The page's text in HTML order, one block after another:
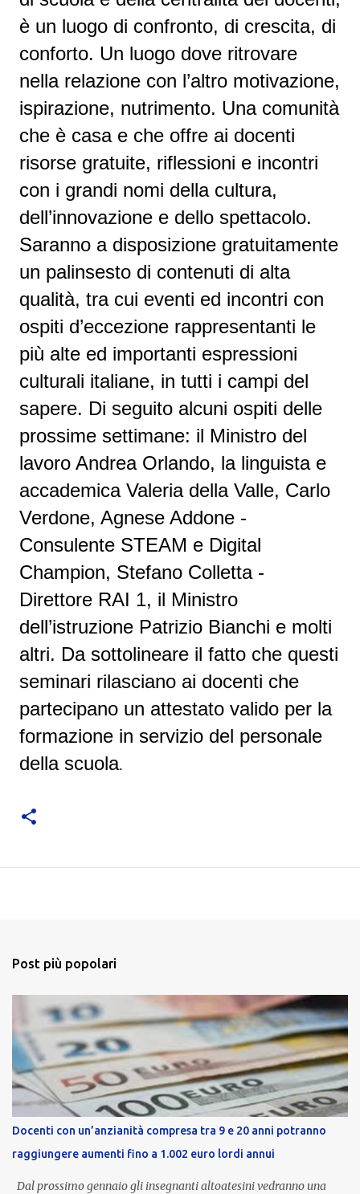
è un luogo di confronto, di crescita, di
conforto. Un luogo dove ritrovare
nella relazione con l’altro motivazione,
ispirazione, nutrimento. Una comunità
che è casa e che offre ai docenti
risorse gratuite, riflessioni e incontri
con i grandi nomi della cultura,
dell’innovazione e dello spettacolo.
Saranno a disposizione gratuitamente
un palinsesto di contenuti di alta
qualità, tra cui eventi ed incontri con
ospiti d’eccezione rappresentanti le
più alte ed importanti espressioni
culturali italiane, in tutti i campi del
sapere. Di seguito alcuni ospiti delle
prossime settimane: il Ministro del
lavoro Andrea Orlando, la linguista e
accademica Valeria della Valle, Carlo
Verdone, Agnese Addone -
Consulente STEAM e Digital
Champion, Stefano Colletta -
Direttore RAI 1, il Ministro
dell’istruzione Patrizio Bianchi e molti
altri. Da sottolineare il fatto che questi
seminari rilasciano ai docenti che
partecipano un attestato valido per la
formazione in servizio del personale
della scuola.
Post più popolari
Docenti con un’anzianità compresa tra 9 e 20 anni potranno
raggiungere aumenti fino a 1.002 euro lordi annui
Dal prossimo gennaio gli insegnanti altoatesini vedranno una